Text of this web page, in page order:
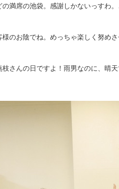
満席の池袋。感謝しかないっすわ
のお陰でね。めっちゃ楽しく努めさ
さんの日ですよ！雨男なのに、晴